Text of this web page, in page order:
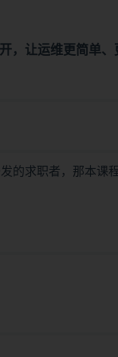
，让运维更简单、
的求职者，那本课